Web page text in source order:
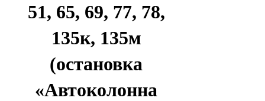
51, 65, 69, 77, 78,
135к, 135м
(остановка
«Автоколонна